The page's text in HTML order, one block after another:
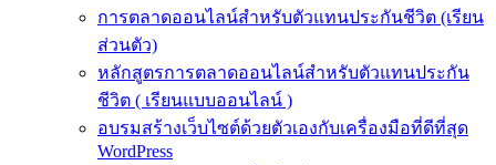
การตลาดออนไลน์สำหรับตัวแทนประกันชีวิต (เรียน
ส่วนตัว)
หลักสูตรการตลาดออนไลน์สำหรับตัวแทนประกัน
ชีวิต ( เรียนแบบออนไลน์ )
อบรมสร้างเว็บไซต์ด้วยตัวเองกับเครื่องมือที่ดีที่สุด
WordPress